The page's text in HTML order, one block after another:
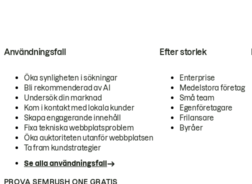
Användningsfall
Öka synligheten i sökningar
Bli rekommenderad av AI
Undersök din marknad
Kom i kontakt med lokala kunder
Skapa engagerande innehåll
Fixa tekniska webbplatsproblem
Öka auktoriteten utanför webbplatsen
Ta fram kundstrategier
Se alla användningsfall
Efter storlek
Enterprise
Medelstora företag
Små team
Egenföretagare
Frilansare
Byråer
PROVA SEMRUSH ONE GRATIS